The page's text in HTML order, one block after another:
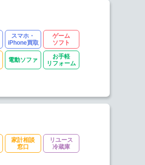
スマホ・
iPhone買取
ゲーム
ソフト
電動ソファ
お手軽
リフォーム
家計相談
窓口
リユース
冷蔵庫